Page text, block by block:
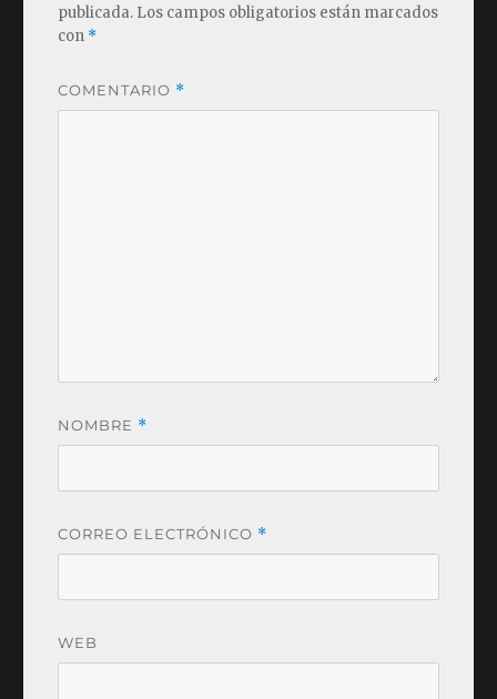
publicada. Los campos obligatorios están marcados
con *
COMENTARIO *
NOMBRE *
CORREO ELECTRÓNICO *
WEB